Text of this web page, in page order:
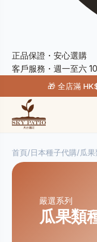
正品保證・安心選購
客戶服務・週一至六
🎁 全店滿
首頁/日本種子代購/瓜
嚴選系列
瓜果類